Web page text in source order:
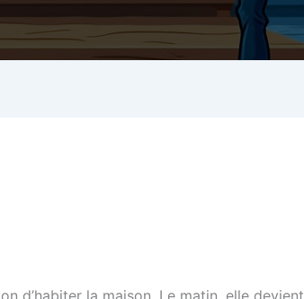
d’habiter la maison. Le matin, elle